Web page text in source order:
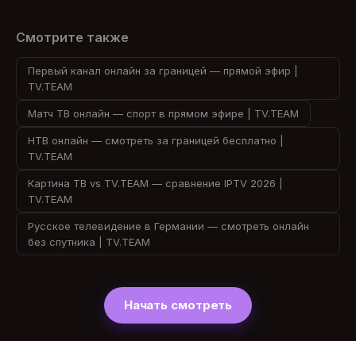
Смотрите также
Первый канал онлайн за границей — прямой эфир |
TV.TEAM
Матч ТВ онлайн — спорт в прямом эфире | TV.TEAM
НТВ онлайн — смотреть за границей бесплатно |
TV.TEAM
Картина ТВ vs TV.TEAM — сравнение IPTV 2026 |
TV.TEAM
Русское телевидение в Германии — смотреть онлайн
без спутника | TV.TEAM
Начать смотреть